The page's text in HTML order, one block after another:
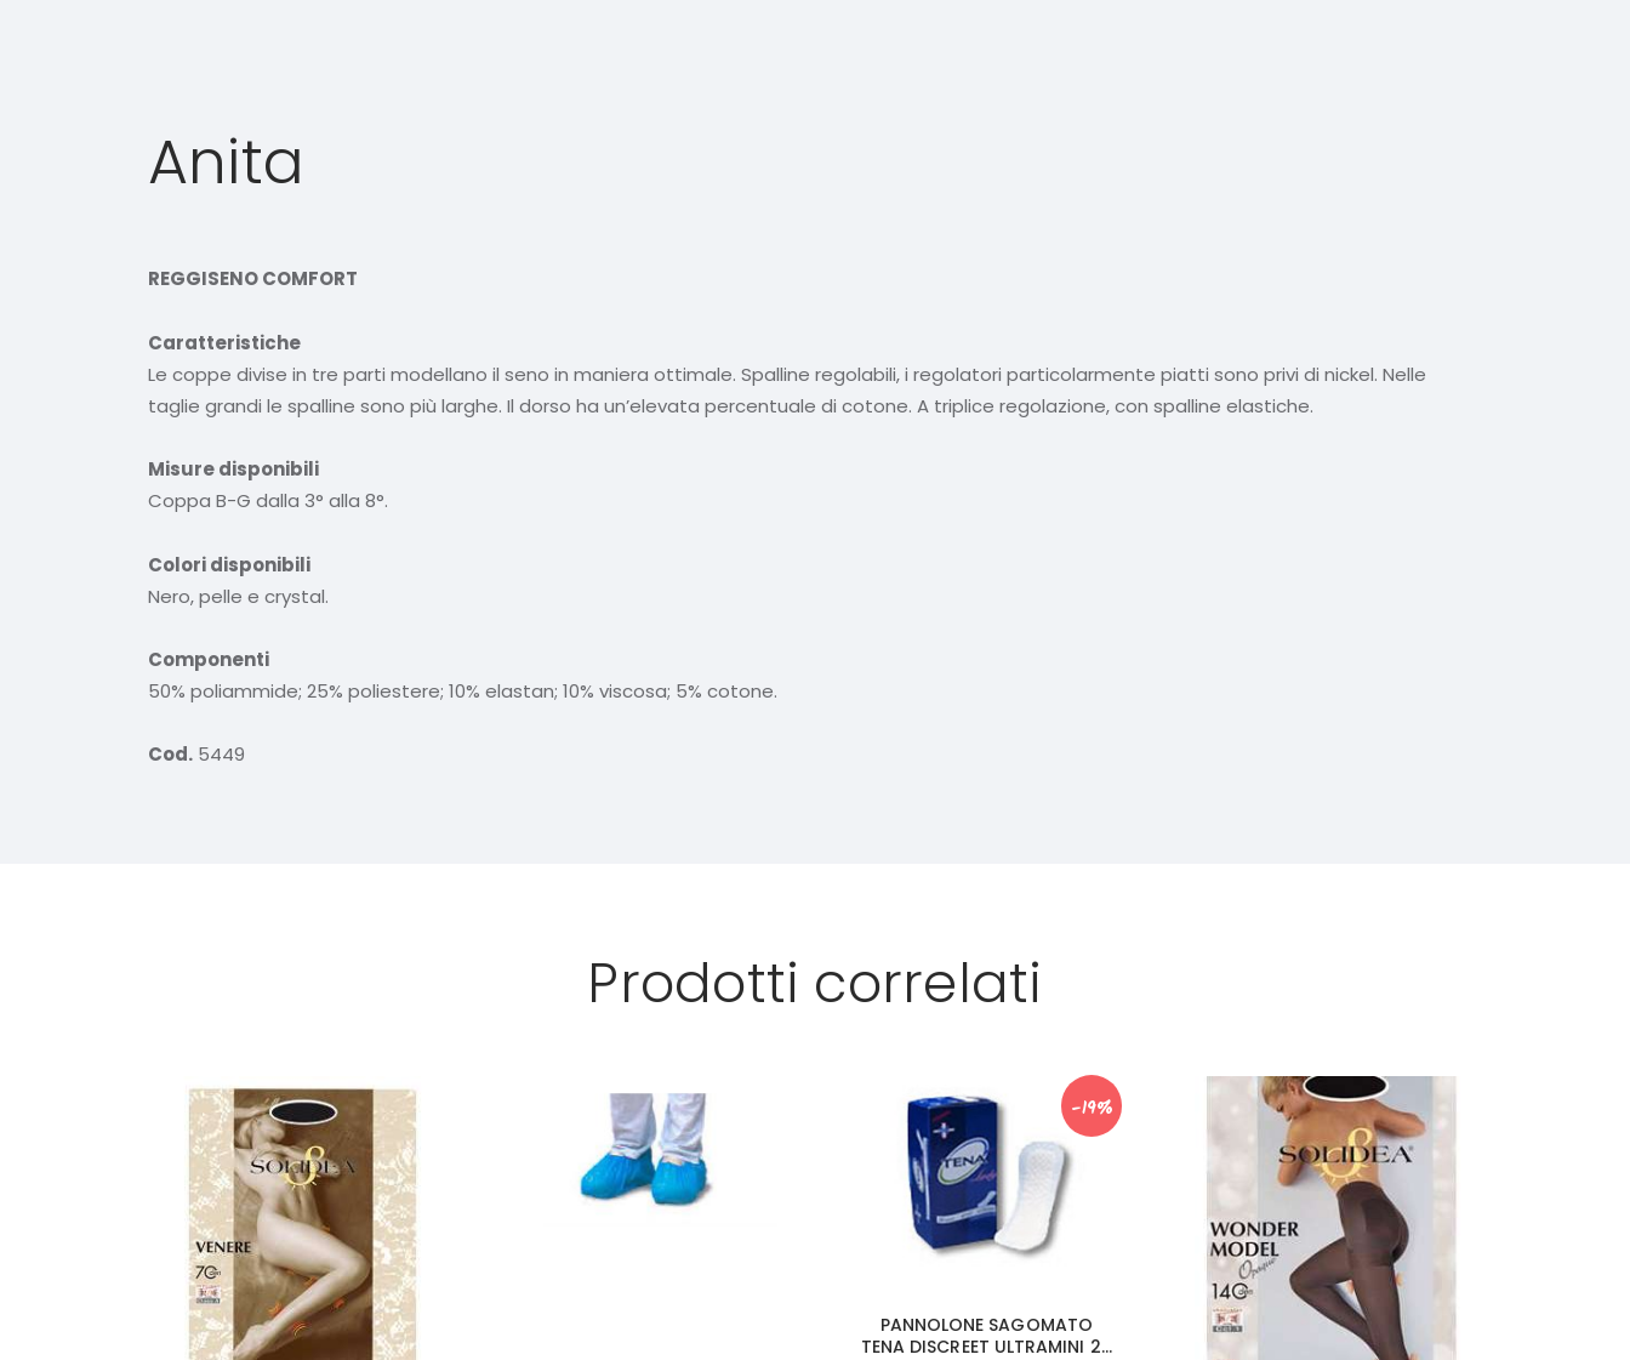
Anita
REGGISENO COMFORT
Caratteristiche
Le coppe divise in tre parti modellano il seno in maniera ottimale. Spalline regolabili, i regolatori particolarmente piatti sono privi di nickel. Nelle
taglie grandi le spalline sono più larghe. Il dorso ha un’elevata percentuale di cotone. A triplice regolazione, con spalline elastiche.
Misure disponibili
Coppa B-G dalla 3° alla 8°.
Colori disponibili
Nero, pelle e crystal.
Componenti
50% poliammide; 25% poliestere; 10% elastan; 10% viscosa; 5% cotone.
Cod. 5449
Prodotti correlati
-19%
PANNOLONE SAGOMATO
TENA DISCREET ULTRAMINI 28